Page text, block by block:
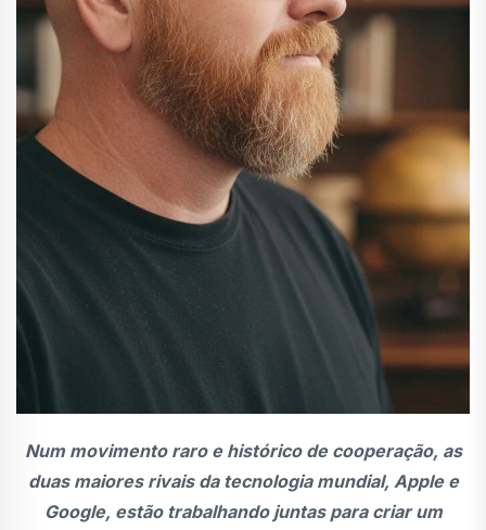
Num movimento raro e histórico de cooperação, as
duas maiores rivais da tecnologia mundial, Apple e
Google, estão trabalhando juntas para criar um